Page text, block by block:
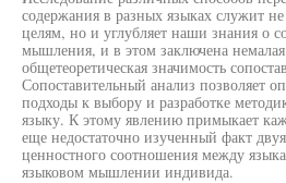
содержания в разных языках служит
целям, но и углубляет наши знания о
мышления, и в этом заключена немалая
общетеоретическая значимость
Сопоставительный анализ позволяет
подходы к выбору и разработке
языку. К этому явлению примыкает
еще недостаточно изученный факт
ценностного соотношения между
языковом мышлении индивида.